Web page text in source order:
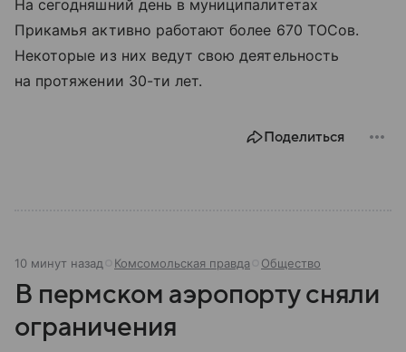
На сегодняшний день в муниципалитетах
Прикамья активно работают более 670 ТОСов.
Некоторые из них ведут свою деятельность
на протяжении 30-ти лет.
Поделиться
10 минут назад Комсомольская правда Общество
В пермском аэропорту сняли
ограничения